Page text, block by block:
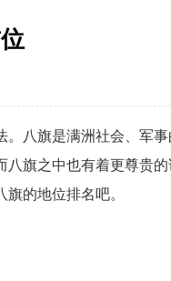
。八旗是满洲社会、军
八旗之中也有着更尊贵的
的地位排名吧。